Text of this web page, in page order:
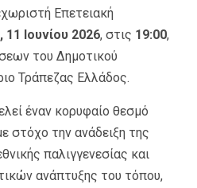
Επετειακή
Ιουνίου 2026, στις 19:00,
του Δημοτικού
Τράπεζας Ελλάδος.
έναν κορυφαίο θεσμό
στόχο την ανάδειξη της
παλιγγενεσίας και
ανάπτυξης του τόπου,